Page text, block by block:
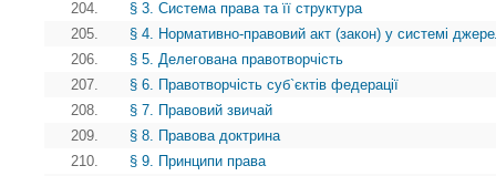
204.
§ 3. Система права та її структура
205.
§ 4. Нормативно-правовий акт (закон) у системі
206.
§ 5. Делегована правотворчість
207.
§ 6. Правотворчість суб`єктів федерації
208.
§ 7. Правовий звичай
209.
§ 8. Правова доктрина
210.
§ 9. Принципи права